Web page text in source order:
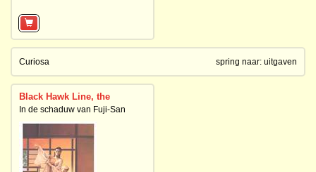
spring naar: uitgaven
Curiosa
Black Hawk Line, the
In de schaduw van Fuji-San